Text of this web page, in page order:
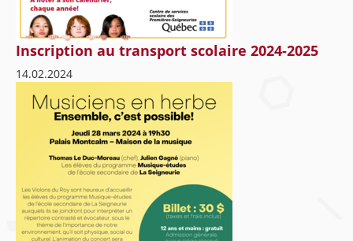
Inscription au transport scolaire 2024-2025
14.02.2024